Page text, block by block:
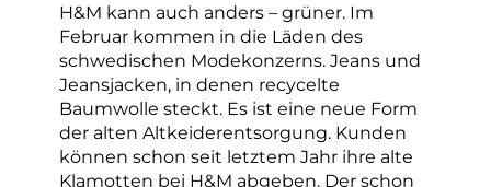
H&M kann auch anders – grüner. Im
Februar kommen in die Läden des
schwedischen Modekonzerns. Jeans und
Jeansjacken, in denen recycelte
Baumwolle steckt. Es ist eine neue Form
der alten Altkeiderentsorgung. Kunden
können schon seit letztem Jahr ihre alte
Klamotten bei H&M abgeben. Der schon